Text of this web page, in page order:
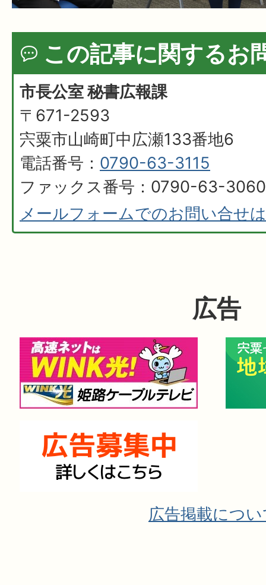
この記事に関するお
市長公室 秘書広報課
〒671-2593
宍粟市山崎町中広瀬133番地6
電話番号： 0790-63-3115
ファックス番号：0790-63-3060
メールフォームでのお問い合せ
広告
広告掲載につ